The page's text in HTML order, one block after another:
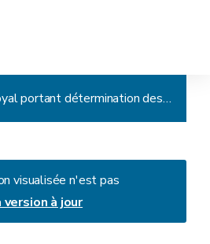
Arrêté royal portant détermination des conditions d'agrément et des règles du contrôle administratif des organismes chargés du contrôle des véhicules en circulation
visualisée n'est pas
version à jour